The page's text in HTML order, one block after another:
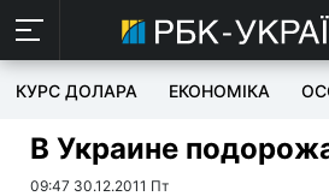
КУРС ДОЛАРА ЕКОНОМІКА
В Украине
09:47 30.12.2011 Пт